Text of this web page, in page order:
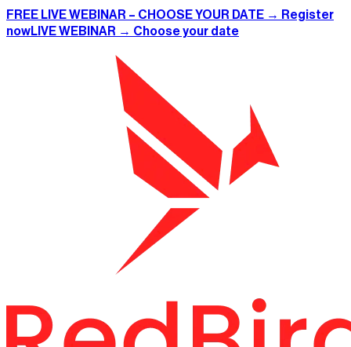
FREE LIVE WEBINAR – CHOOSE YOUR DATE → Register
nowLIVE WEBINAR → Choose your date